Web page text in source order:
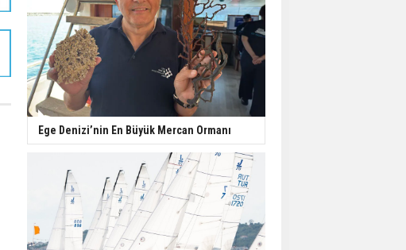
Ege Denizi’nin En Büyük Mercan Ormanı